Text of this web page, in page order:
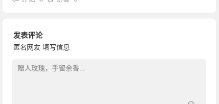
发表评论
匿名网友 填写信息